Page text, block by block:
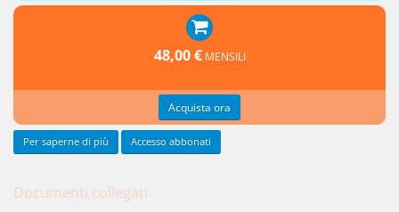
Documenti collegati
48,00 € MENSILI
Acquista ora
Per saperne di più Accesso abbonati